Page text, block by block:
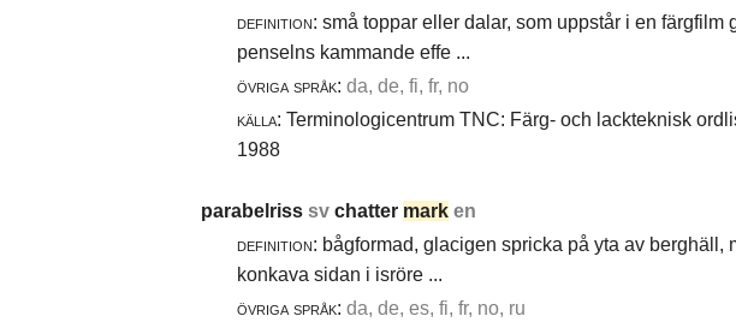
definition: små toppar eller dalar, som uppstår i en färgfilm
penselns kammande effe ...
övriga språk: da, de, fi, fr, no
källa: Terminologicentrum TNC: Färg- och lackteknisk
1988
parabelriss sv chatter mark en
definition: bågformad, glacigen spricka på yta av berghäll,
konkava sidan i isröre ...
övriga språk: da, de, es, fi, fr, no, ru